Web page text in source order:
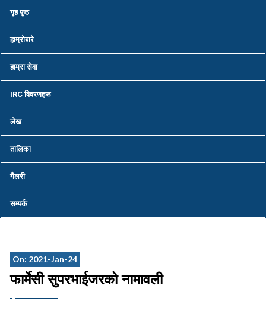
गृह पृष्ठ
हाम्रोबारे
हाम्रा सेवा
IRC विवरणहरू
लेख
तालिका
गैलरी
सम्पर्क
On: 2021-Jan-24
फार्मेसी सुपरभाईजरको नामावली